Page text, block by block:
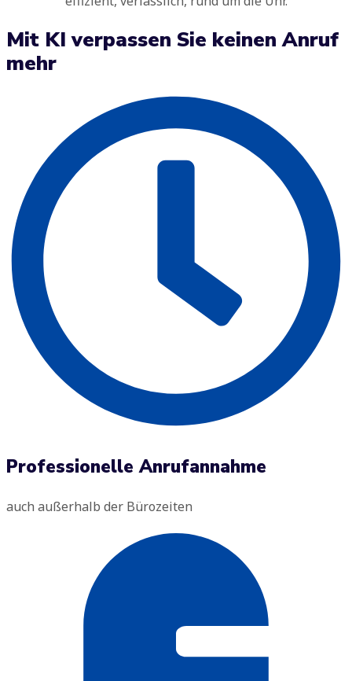
Mit KI verpassen Sie keinen Anruf
mehr
Professionelle Anrufannahme
auch außerhalb der Bürozeiten